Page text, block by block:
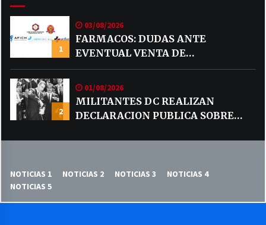
1
03/08/2026
FARMACOS: DUDAS ANTE
EVENTUAL VENTA DE
MEDICAMENTOS POR MERCADO
LIBRE
2
01/08/2026
MILITANTES DC REALIZAN
DECLARACION PUBLICA SOBRE
NOTICIAS 1 NOTICIAS 2 NOTICIAS 3
NOTICIAS 4
NOTICIAS 5